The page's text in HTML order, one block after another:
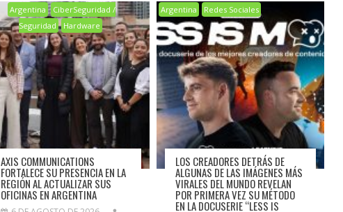
Argentina
CiberSeguridad /
Seguridad
Hardware
AXIS COMMUNICATIONS
FORTALECE SU PRESENCIA EN LA
REGIÓN AL ACTUALIZAR SUS
OFICINAS EN ARGENTINA
Argentina Redes Sociales
LOS CREADORES DETRÁS DE
ALGUNAS DE LAS IMÁGENES MÁS
VIRALES DEL MUNDO REVELAN
POR PRIMERA VEZ SU MÉTODO
EN LA DOCUSERIE “LESS IS